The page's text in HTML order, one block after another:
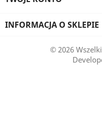
INFORMACJA O SKLEPIE
© 2026